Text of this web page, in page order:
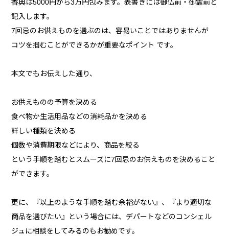
香典は5000円から3万円包みます。表書きには御仏前・御霊前と
記入します。
7回忌のお供えものを選ぶのは、容易いことではありませんが
コツを掴むことができるかが重要なポイント です。
本文でもお伝えした通り、
お供えものの予算を決める
食べ物か生活用品などの消耗品かを決める
詳しい種類を決める
個数や消費期限などにより、商品を絞る
という手順を踏むとスムーズに7回忌のお供えものを決めること
ができます。
更に、『以上のような手順を踏む余裕がない』、『より適切な
商品を選びたい』という場合には、デパートなどのコンシェル
ジュに相談をしてみるのもお勧めです。